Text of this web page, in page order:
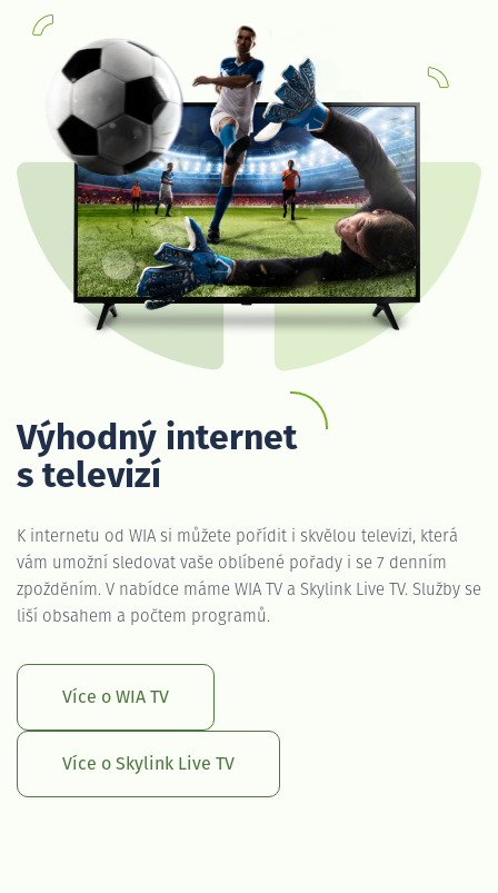
Výhodný internet
s televizí
K internetu od WIA si můžete pořídit i skvělou televizi, která
vám umožní sledovat vaše oblíbené pořady i se 7 denním
zpožděním. V nabídce máme WIA TV a Skylink Live TV. Služby se
liší obsahem a počtem programů.
Více o WIA TV
Více o Skylink Live TV